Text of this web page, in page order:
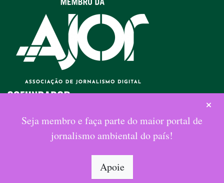
Seja membro e faça parte do maior portal de
jornalismo ambiental do país!
Apoie